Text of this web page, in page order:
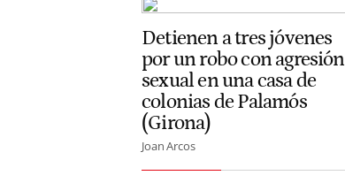
Detienen a tres jóvenes
por un robo con agresión
sexual en una casa de
colonias de Palamós
(Girona)
Joan Arcos